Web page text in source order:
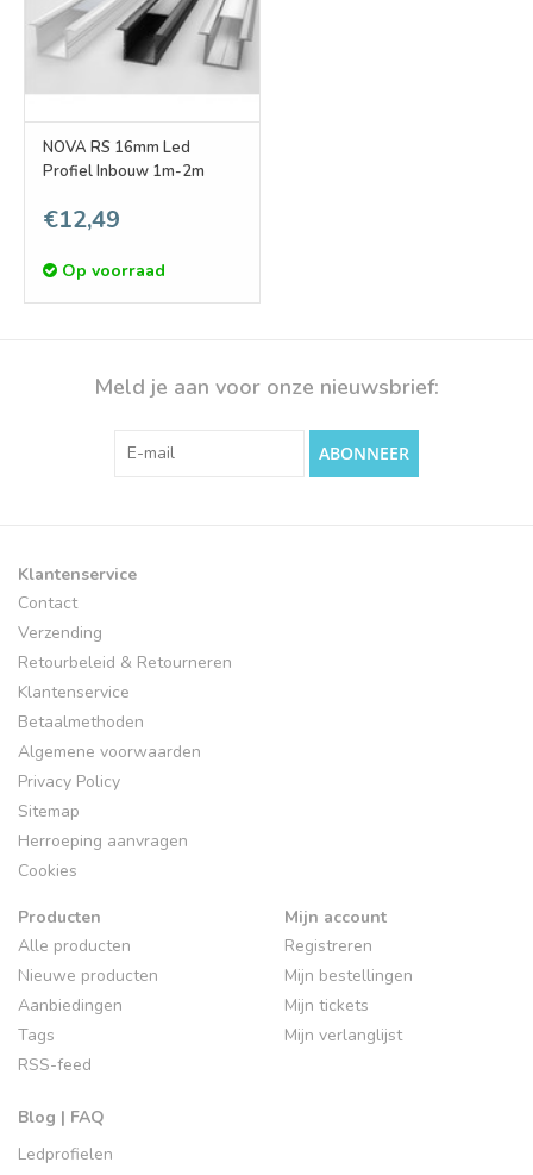
NOVA RS 16mm Led
Profiel Inbouw 1m-2m
€12,49
Op voorraad
Meld je aan voor onze nieuwsbrief:
ABONNEER
Klantenservice
Contact
Verzending
Retourbeleid & Retourneren
Klantenservice
Betaalmethoden
Algemene voorwaarden
Privacy Policy
Sitemap
Herroeping aanvragen
Cookies
Producten
Alle producten
Nieuwe producten
Aanbiedingen
Tags
RSS-feed
Blog | FAQ
Ledprofielen
Mijn account
Registreren
Mijn bestellingen
Mijn tickets
Mijn verlanglijst